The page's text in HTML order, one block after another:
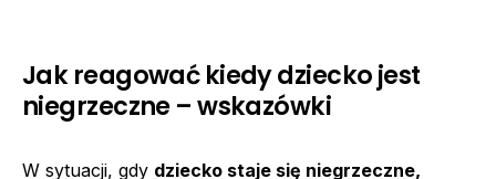
Jak reagować kiedy dziecko jest
niegrzeczne – wskazówki
W sytuacji, gdy dziecko staje się niegrzeczne,